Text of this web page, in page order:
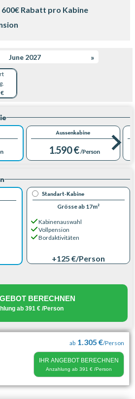
600€ Rabatt pro Kabine
June 2027 »
Aussenkabine
1.590 € /Person
Standart-Kabine
Grösse ab 17m²
Kabinenauswahl
Vollpension
Bordaktivitäten
+125 €/Person
BERECHNEN
ab 391 € /Person
ab 1.305 €/Person
IHR ANGEBOT BERECHNEN
Anzahlung ab 391 €/Person